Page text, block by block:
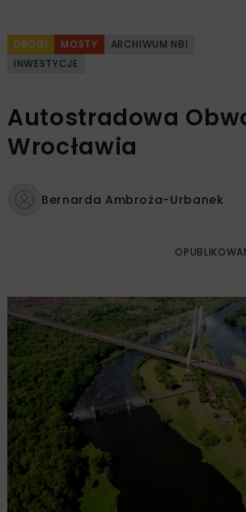
DROGI MOSTY
ARCHIWUM NBI
INWESTYCJE
Autostradowa
Wrocławia
Bernarda Ambroża-Urbanek